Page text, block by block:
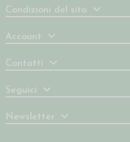
Condizioni del sito
Account
Contatti
Seguici
Newsletter